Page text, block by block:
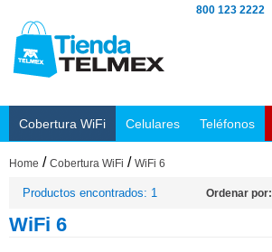
800 123 2222
Cobertura WiFi Celulares Teléfonos
Home / Cobertura WiFi / WiFi 6
Productos encontrados: 1 Ordenar por:
WiFi 6